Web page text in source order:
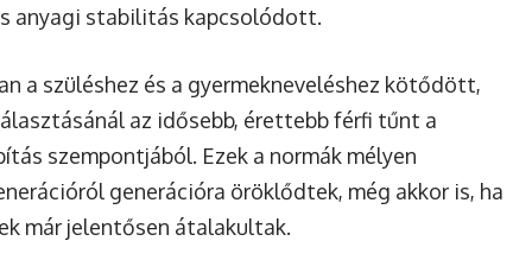
anyagi stabilitás kapcsolódott.
a szüléshez és a gyermekneveléshez kötődött,
az idősebb, érettebb férfi tűnt a
szempontjából. Ezek a normák mélyen
generációra öröklődtek, még akkor is, ha
már jelentősen átalakultak.